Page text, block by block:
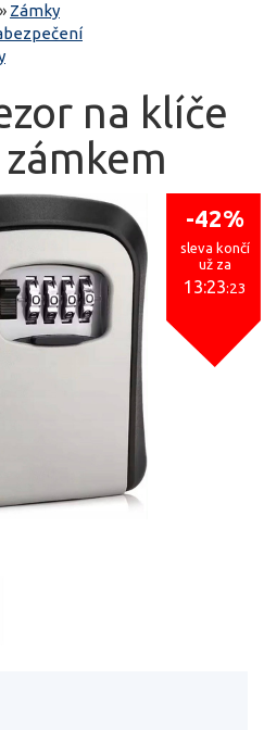
» Zámky
na klíče
-42%
sleva končí
už za
13:23:23